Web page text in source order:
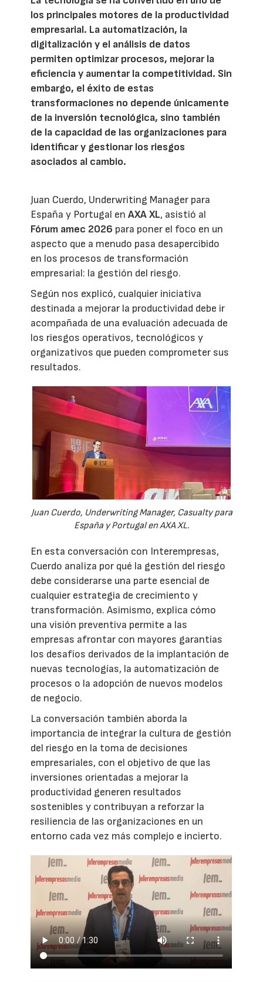
los principales motores de la productividad
empresarial. La automatización, la
digitalización y el análisis de datos
permiten optimizar procesos, mejorar la
eficiencia y aumentar la competitividad. Sin
embargo, el éxito de estas
transformaciones no depende únicamente
de la inversión tecnológica, sino también
de la capacidad de las organizaciones para
identificar y gestionar los riesgos
asociados al cambio.
Juan Cuerdo, Underwriting Manager para
España y Portugal enAXA XL, asistió al
Fórum amec 2026 para poner el foco en un
aspecto que a menudo pasa desapercibido
en los procesos de transformación
empresarial: la gestión del riesgo.
Según nos explicó, cualquier iniciativa
destinada a mejorar la productividad debe ir
acompañada de una evaluación adecuada de
los riesgos operativos, tecnológicos y
organizativos que pueden comprometer sus
resultados.
Juan Cuerdo, Underwriting Manager, Casualty para
España y Portugal en AXA XL.
En esta conversación con Interempresas,
Cuerdo analiza por qué la gestión del riesgo
debe considerarse una parte esencial de
cualquier estrategia de crecimiento y
transformación. Asimismo, explica cómo
una visión preventiva permite a las
empresas afrontar con mayores garantías
los desafíos derivados de la implantación de
nuevas tecnologías, la automatización de
procesos o la adopción de nuevos modelos
de negocio.
La conversación también aborda la
importancia de integrar la cultura de gestión
del riesgo en la toma de decisiones
empresariales, con el objetivo de que las
inversiones orientadas a mejorar la
productividad generen resultados
sostenibles y contribuyan a reforzar la
resiliencia de las organizaciones en un
entorno cada vez más complejo e incierto.